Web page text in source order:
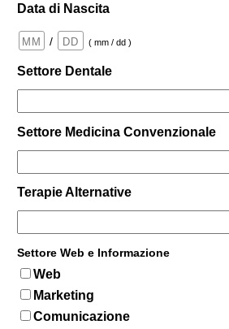
Data di Nascita
/ ( mm / dd )
Settore Dentale
Settore Medicina Convenzionale
Terapie Alternative
Settore Web e Informazione
Web
Marketing
Comunicazione